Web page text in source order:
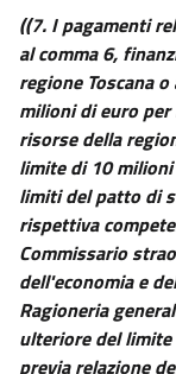
((7. I pagamenti
al comma 6,
regione Toscana
milioni di euro
risorse della
limite di 10
limiti del patto di
rispettiva
Commissario
dell'economia e
Ragioneria
ulteriore del limite
previa relazione